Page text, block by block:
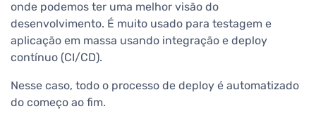
onde podemos ter uma melhor visão do
desenvolvimento. É muito usado para testagem e
aplicação em massa usando integração e deploy
contínuo (CI/CD).
Nesse caso, todo o processo de deploy é automatizado
do começo ao fim.